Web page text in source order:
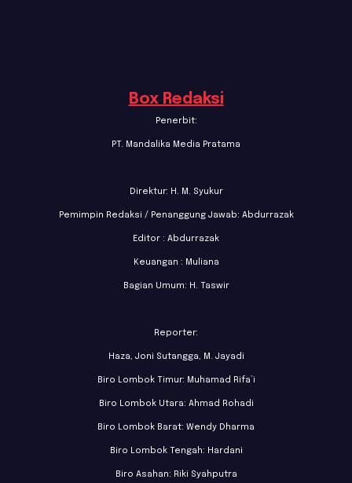
Box Redaksi
Penerbit:
PT. Mandalika Media Pratama
Direktur: H. M. Syukur
Pemimpin Redaksi / Penanggung Jawab: Abdurrazak
Editor : Abdurrazak
Keuangan : Muliana
Bagian Umum: H. Taswir
Reporter:
Haza, Joni Sutangga, M. Jayadi
Biro Lombok Timur: Muhamad Rifa’i
Biro Lombok Utara: Ahmad Rohadi
Biro Lombok Barat: Wendy Dharma
Biro Lombok Tengah: Hardani
Biro Asahan: Riki Syahputra